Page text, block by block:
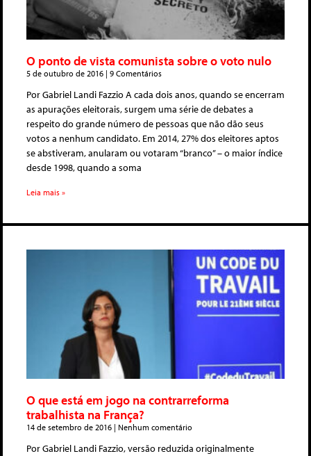
O ponto de vista comunista sobre o voto nulo
5 de outubro de 2016 9 Comentários
Por Gabriel Landi Fazzio A cada dois anos, quando se encerram
as apurações eleitorais, surgem uma série de debates a
respeito do grande número de pessoas que não dão seus
votos a nenhum candidato. Em 2014, 27% dos eleitores aptos
se abstiveram, anularam ou votaram “branco” – o maior índice
desde 1998, quando a soma
Leia mais »
O que está em jogo na contrarreforma
trabalhista na França?
14 de setembro de 2016 Nenhum comentário
Por Gabriel Landi Fazzio, versão reduzida originalmente